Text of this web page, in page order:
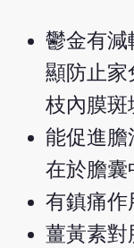
鬱金有減
顯防止家
枝內膜斑
能促進膽
在於膽囊
有鎮痛作
薑黃素對